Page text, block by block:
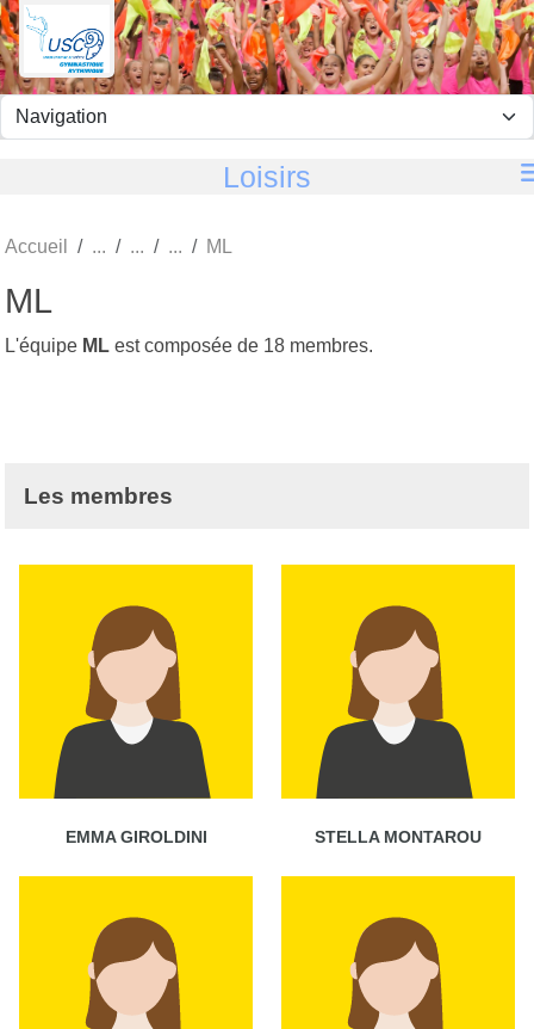
Loisirs
Accueil ML
ML
L'équipe ML est composée de 18 membres.
Les membres
EMMA GIROLDINI STELLA MONTAROU
Panneau de gestion des cookies